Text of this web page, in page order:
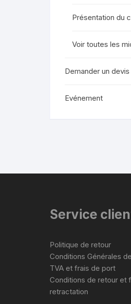
Présentation du
Voir toutes les
Demander un devis
Evénement
Service
Politique de retour
Conditions Générales
TVA et frais de port
Conditions de retour et
retractation